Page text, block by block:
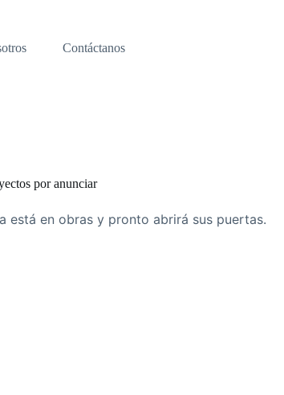
Contáctanos
por anunciar
está en obras y pronto abrirá sus puertas.